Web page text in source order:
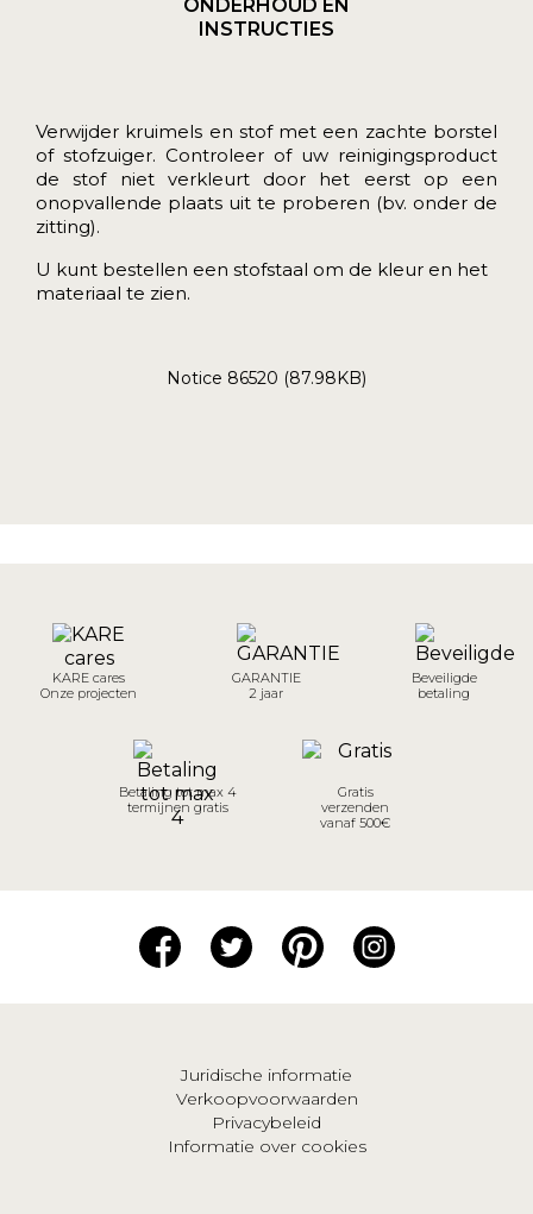
ONDERHOUD EN
INSTRUCTIES
Verwijder kruimels en stof met een zachte borstel
of stofzuiger. Controleer of uw reinigingsproduct
de stof niet verkleurt door het eerst op een
onopvallende plaats uit te proberen (bv. onder de
zitting).
U kunt bestellen een stofstaal om de kleur en het
materiaal te zien.
Notice 86520 (87.98KB)
KARE cares
Onze projecten
GARANTIE
2 jaar
Beveiligde
betaling
Betaling tot max 4
termijnen gratis
Gratis
verzenden
vanaf 500€
Juridische informatie
Verkoopvoorwaarden
Privacybeleid
Informatie over cookies